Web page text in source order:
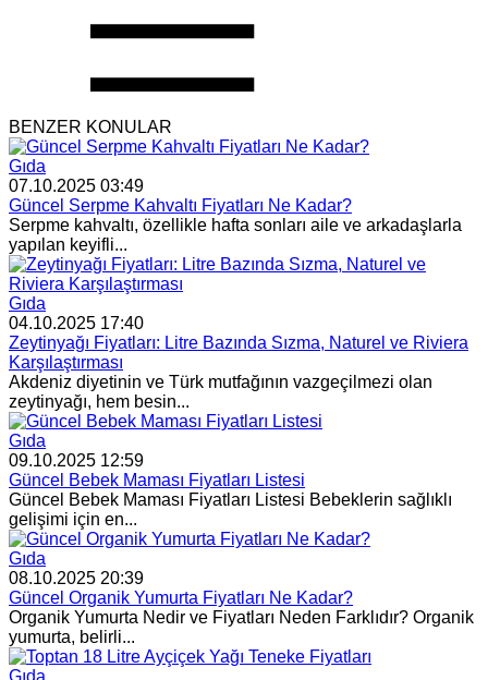
BENZER KONULAR
Gıda
07.10.2025 03:49
Güncel Serpme Kahvaltı Fiyatları Ne Kadar?
Serpme kahvaltı, özellikle hafta sonları aile ve arkadaşlarla
yapılan keyifli...
Gıda
04.10.2025 17:40
Zeytinyağı Fiyatları: Litre Bazında Sızma, Naturel ve Riviera
Karşılaştırması
Akdeniz diyetinin ve Türk mutfağının vazgeçilmezi olan
zeytinyağı, hem besin...
Gıda
09.10.2025 12:59
Güncel Bebek Maması Fiyatları Listesi
Güncel Bebek Maması Fiyatları Listesi Bebeklerin sağlıklı
gelişimi için en...
Gıda
08.10.2025 20:39
Güncel Organik Yumurta Fiyatları Ne Kadar?
Organik Yumurta Nedir ve Fiyatları Neden Farklıdır? Organik
yumurta, belirli...
Gıda